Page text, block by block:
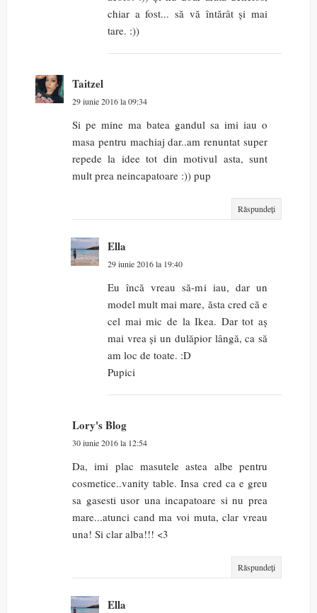
chiar a fost... să vă întărât și mai
tare. :))
Taitzel
29 iunie 2016 la 09:34
Si pe mine ma batea gandul sa imi iau o
masa pentru machiaj dar..am renuntat super
repede la idee tot din motivul asta, sunt
mult prea neincapatoare :)) pup
Răspundeți
Ella
29 iunie 2016 la 19:40
Eu încă vreau să-mi iau, dar un
model mult mai mare, ăsta cred că e
cel mai mic de la Ikea. Dar tot aș
mai vrea și un dulăpior lângă, ca să
am loc de toate. :D
Pupici
Lory's Blog
30 iunie 2016 la 12:54
Da, imi plac masutele astea albe pentru
cosmetice..vanity table. Insa cred ca e greu
sa gasesti usor una incapatoare si nu prea
mare...atunci cand ma voi muta, clar vreau
una! Si clar alba!!! <3
Răspundeți
Ella